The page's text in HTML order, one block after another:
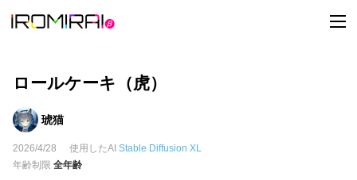
t
o
ロールケーキ（虎）
琥猫
2026/4/28 使用したAI Stable Diffusion XL
年齢制限 全年齢